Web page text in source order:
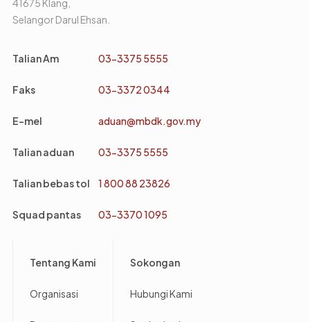
41675 Klang,
Selangor Darul Ehsan.
Talian Am 03-3375 5555
Faks 03-3372 0344
E-mel aduan@mbdk.gov.my
Talian aduan 03-3375 5555
Talian bebas tol 1 800 88 23826
Squad pantas 03-3370 1095
Tentang Kami
Organisasi
Sokongan
Hubungi Kami